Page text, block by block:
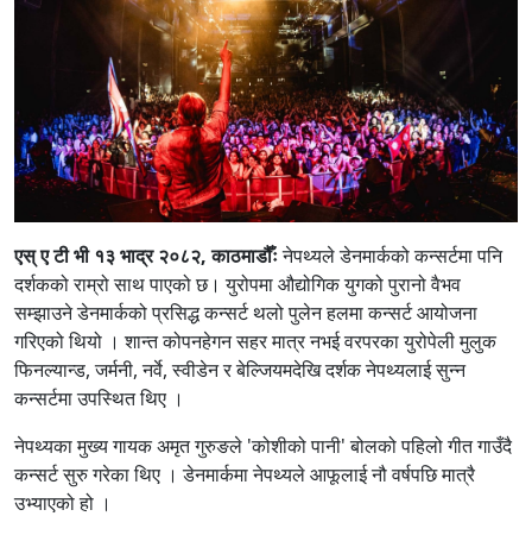
एस् ए टी भी १३ भाद्र २०८२, काठमाडौँःनेपथ्यले डेनमार्कको कन्सर्टमा पनि
दर्शकको राम्रो साथ पाएको छ। युरोपमा औद्योगिक युगको पुरानो वैभव
सम्झाउने डेनमार्कको प्रसिद्ध कन्सर्ट थलो पुलेन हलमा कन्सर्ट आयोजना
गरिएको थियो । शान्त कोपनहेगन सहर मात्र नभई वरपरका युरोपेली मुलुक
फिनल्यान्ड, जर्मनी, नर्वे, स्वीडेन र बेल्जियमदेखि दर्शक नेपथ्यलाई सुन्न
कन्सर्टमा उपस्थित थिए ।
नेपथ्यका मुख्य गायक अमृत गुरुङले 'कोशीको पानी' बोलको पहिलो गीत गाउँदै
कन्सर्ट सुरु गरेका थिए । डेनमार्कमा नेपथ्यले आफूलाई नौ वर्षपछि मात्रै
उभ्याएको हो ।